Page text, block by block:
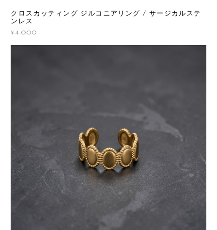
クロスカッティング ジルコニアリング / サージカルステ
ンレス
¥4,000